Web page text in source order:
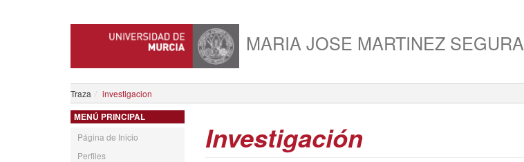
MARIA JOSE MARTINEZ SEGURA
Traza
investigacion
MENÚ PRINCIPAL
Página de Inicio
Perfiles
Investigación